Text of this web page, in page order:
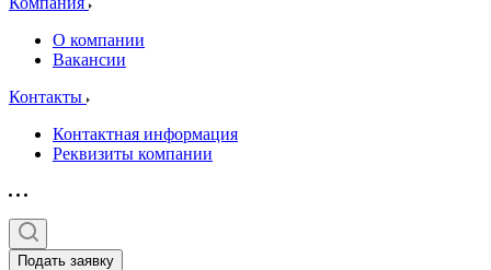
О компании
Вакансии
Контакты
Контактная информация
Реквизиты компании
Подать заявку